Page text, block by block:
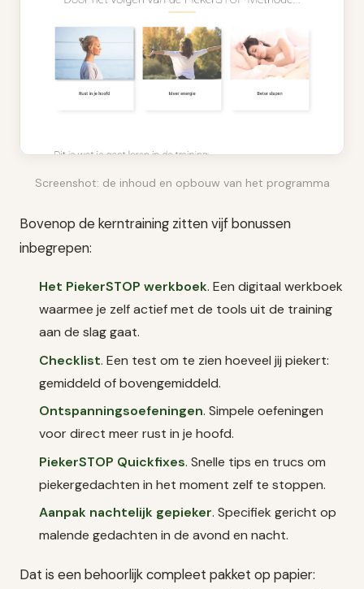
Screenshot: de inhoud en opbouw van het programma
Bovenop de kerntraining zitten vijf bonussen
inbegrepen:
Het PiekerSTOP werkboek. Een digitaal werkboek
waarmee je zelf actief met de tools uit de training
aan de slag gaat.
Checklist. Een test om te zien hoeveel jij piekert:
gemiddeld of bovengemiddeld.
Ontspanningsoefeningen. Simpele oefeningen
voor direct meer rust in je hoofd.
PiekerSTOP Quickfixes. Snelle tips en trucs om
piekergedachten in het moment zelf te stoppen.
Aanpak nachtelijk gepieker. Specifiek gericht op
malende gedachten in de avond en nacht.
Dat is een behoorlijk compleet pakket op papier: